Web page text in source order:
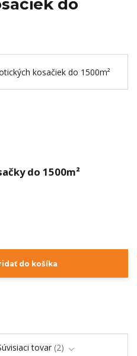
do
do 1500m²
do košíka
tovar 2